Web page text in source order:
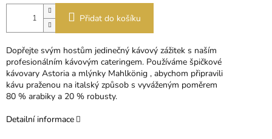
Přidat do košíku
Dopřejte svým hostům jedinečný kávový zážitek s naším
profesionálním kávovým cateringem. Používáme špičkové
kávovary Astoria a mlýnky Mahlkönig , abychom připravili
kávu praženou na italský způsob s vyváženým poměrem
80 % arabiky a 20 % robusty.
Detailní informace